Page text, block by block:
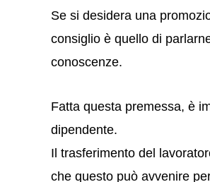
Se si desidera una
consiglio è quello di
conoscenze.
Fatta questa premessa, è
dipendente.
Il trasferimento del
che questo può avvenire